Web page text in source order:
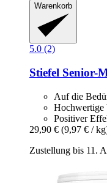
Warenkorb
5.0 (2)
Stiefel Senior-​
Auf die
Hochwertige
Positiver
29,90 € (9,97 € /
Zustellung bis 11.